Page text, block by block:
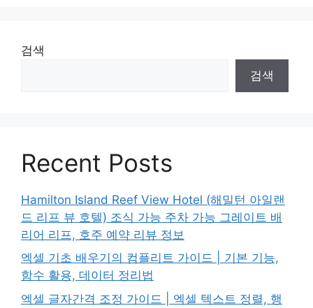
검색
검색
Recent Posts
Hamilton Island Reef View Hotel (해밀턴 아일랜
드 리프 뷰 호텔) 조식 가능 주차 가능 그레이트 배
리어 리프, 호주 예약 리뷰 정보
엑셀 기초 배우기의 컴플리트 가이드 | 기본 기능,
함수 활용, 데이터 정리법
엑셀 글자간격 조정 가이드 | 엑셀 텍스트 정렬, 행